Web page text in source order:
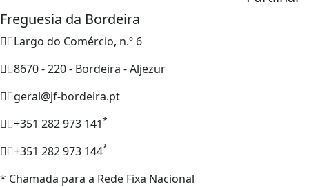
Freguesia da Bordeira
Largo do Comércio, n.º 6
8670 - 220 - Bordeira - Aljezur
geral@jf-bordeira.pt
+351 282 973 141*
+351 282 973 144*
* Chamada para a Rede Fixa Nacional